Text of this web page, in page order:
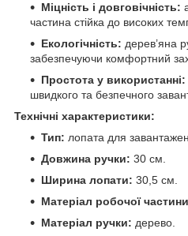
Міцність і довговічність:
частина стійка до високих
Екологічність: дерев’яна
забезпечуючи комфортний
Простота у використанні:
швидкого та безпечного
Технічні характеристики:
Тип: лопата для
Довжина ручки: 30 см.
Ширина лопати: 30,5 см.
Матеріал робочої
Матеріал ручки: дерево.